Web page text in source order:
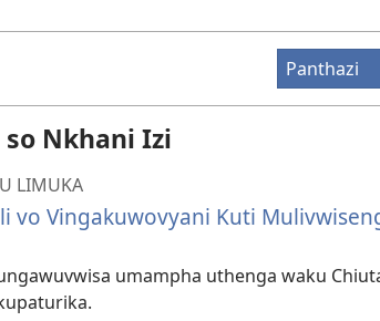
Panthazi
Nkhani Izi
LIMUKA
vo Vingakuwovyani Kuti
umampha uthenga waku